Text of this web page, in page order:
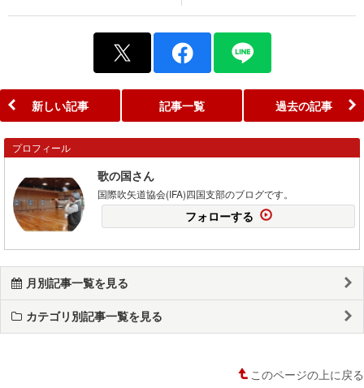
新しい記事 記事一覧 過去の記事
プロフィール
歌の国さん
国際吹矢道協会(IFA)四国支部のブログです。
フォローする
月別記事一覧を見る
カテゴリ別記事一覧を見る
このページの上に戻る